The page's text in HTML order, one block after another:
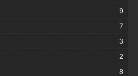
9
7
3
2
8